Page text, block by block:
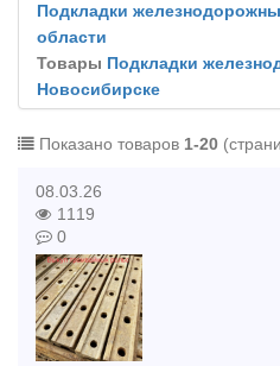
Подкладки
области
Товары Подкладки
Новосибирске
Показано товаров 1-20
08.03.26
1119
0